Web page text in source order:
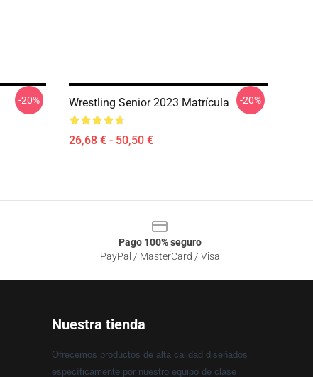
-20% Wrestling Senior 2023 Matrícula
26,68 € - 50,50 €
-20%
Pago 100% seguro
PayPal / MasterCard / Visa
Nuestra tienda
Ofrecemos productos de alta calidad diseñados
específicamente por nuestro equipo de clase